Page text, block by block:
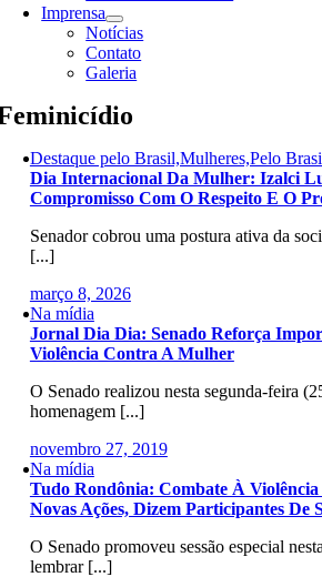
Imprensa
Notícias
Contato
Galeria
Destaque pelo Brasil,Mulheres,Pelo
Dia Internacional Da Mulher: Izalci
Compromisso Com O Respeito E O
Senador cobrou uma postura ativa da
[...]
março 8, 2026
Na mídia
Jornal Dia Dia: Senado Reforça
Violência Contra A Mulher
O Senado realizou nesta segunda-feira
homenagem [...]
novembro 27, 2019
Na mídia
Tudo Rondônia: Combate À
Novas Ações, Dizem Participantes De
O Senado promoveu sessão especial
lembrar [...]